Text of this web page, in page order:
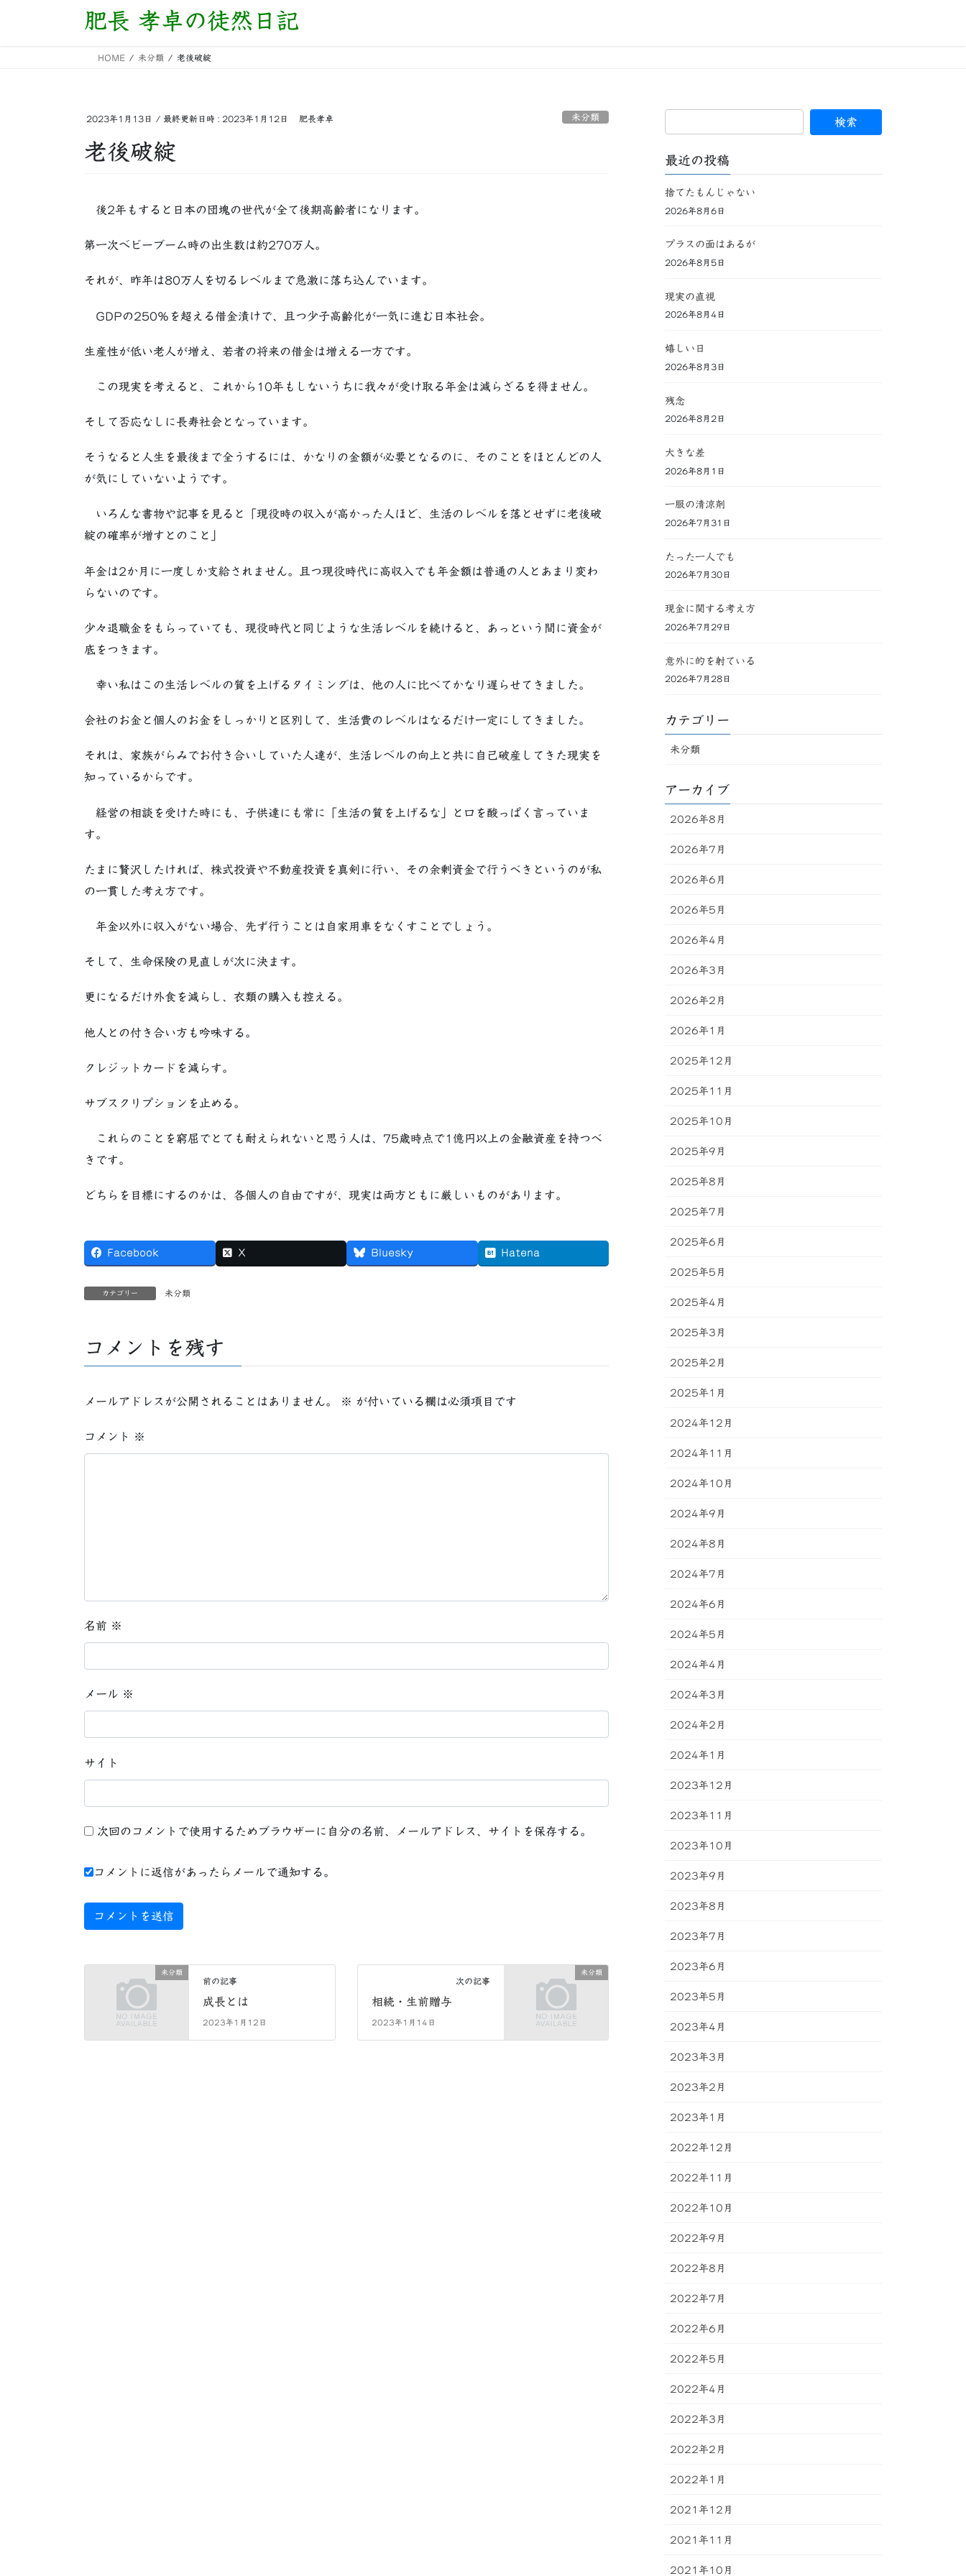
肥長 孝卓の徒然日記
HOME 未分類 老後破綻
2023年1月13日 / 最終更新日時 : 2023年1月12日 肥長孝卓 未分類
老後破綻
後2年もすると日本の団塊の世代が全て後期高齢者になります。
第一次ベビーブーム時の出生数は約270万人。
それが、昨年は80万人を切るレベルまで急激に落ち込んでいます。
GDPの250％を超える借金漬けで、且つ少子高齢化が一気に進む日本社会。
生産性が低い老人が増え、若者の将来の借金は増える一方です。
この現実を考えると、これから10年もしないうちに我々が受け取る年金は減らざるを得ません。
そして否応なしに長寿社会となっています。
そうなると人生を最後まで全うするには、かなりの金額が必要となるのに、そのことをほとんどの人
が気にしていないようです。
いろんな書物や記事を見ると「現役時の収入が高かった人ほど、生活のレベルを落とせずに老後破
綻の確率が増すとのこと」
年金は2か月に一度しか支給されません。且つ現役時代に高収入でも年金額は普通の人とあまり変わ
らないのです。
少々退職金をもらっていても、現役時代と同じような生活レベルを続けると、あっという間に資金が
底をつきます。
幸い私はこの生活レベルの質を上げるタイミングは、他の人に比べてかなり遅らせてきました。
会社のお金と個人のお金をしっかりと区別して、生活費のレベルはなるだけ一定にしてきました。
それは、家族がらみでお付き合いしていた人達が、生活レベルの向上と共に自己破産してきた現実を
知っているからです。
経営の相談を受けた時にも、子供達にも常に「生活の質を上げるな」と口を酸っぱく言っていま
す。
たまに贅沢したければ、株式投資や不動産投資を真剣に行い、その余剰資金で行うべきというのが私
の一貫した考え方です。
年金以外に収入がない場合、先ず行うことは自家用車をなくすことでしょう。
そして、生命保険の見直しが次に決ます。
更になるだけ外食を減らし、衣類の購入も控える。
他人との付き合い方も吟味する。
クレジットカードを減らす。
サブスクリプションを止める。
これらのことを窮屈でとても耐えられないと思う人は、75歳時点で1億円以上の金融資産を持つべ
きです。
どちらを目標にするのかは、各個人の自由ですが、現実は両方ともに厳しいものがあります。
Facebook X Bluesky Hatena
カテゴリー 未分類
コメントを残す
メールアドレスが公開されることはありません。 ※ が付いている欄は必須項目です
コメント ※
名前 ※
メール ※
サイト
次回のコメントで使用するためブラウザーに自分の名前、メールアドレス、サイトを保存する。
コメントに返信があったらメールで通知する。
未分類
前の記事
成長とは
2023年1月12日
未分類
次の記事
相続・生前贈与
2023年1月14日
最近の投稿
捨てたもんじゃない
2026年8月6日
プラスの面はあるが
2026年8月5日
現実の直視
2026年8月4日
嬉しい日
2026年8月3日
残念
2026年8月2日
大きな差
2026年8月1日
一服の清涼剤
2026年7月31日
たった一人でも
2026年7月30日
現金に関する考え方
2026年7月29日
意外に的を射ている
2026年7月28日
カテゴリー
未分類
アーカイブ
2026年8月
2026年7月
2026年6月
2026年5月
2026年4月
2026年3月
2026年2月
2026年1月
2025年12月
2025年11月
2025年10月
2025年9月
2025年8月
2025年7月
2025年6月
2025年5月
2025年4月
2025年3月
2025年2月
2025年1月
2024年12月
2024年11月
2024年10月
2024年9月
2024年8月
2024年7月
2024年6月
2024年5月
2024年4月
2024年3月
2024年2月
2024年1月
2023年12月
2023年11月
2023年10月
2023年9月
2023年8月
2023年7月
2023年6月
2023年5月
2023年4月
2023年3月
2023年2月
2023年1月
2022年12月
2022年11月
2022年10月
2022年9月
2022年8月
2022年7月
2022年6月
2022年5月
2022年4月
2022年3月
2022年2月
2022年1月
2021年12月
2021年11月
2021年10月